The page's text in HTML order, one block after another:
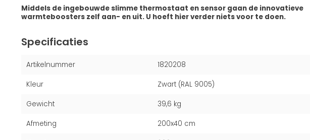
Middels de ingebouwde slimme thermostaat en sensor gaan de innovatieve
warmteboosters zelf aan- en uit. U hoeft hier verder niets voor te doen.
Specificaties
Artikelnummer 1820208
Kleur Zwart (RAL 9005)
Gewicht 39,6 kg
Afmeting 200x40 cm